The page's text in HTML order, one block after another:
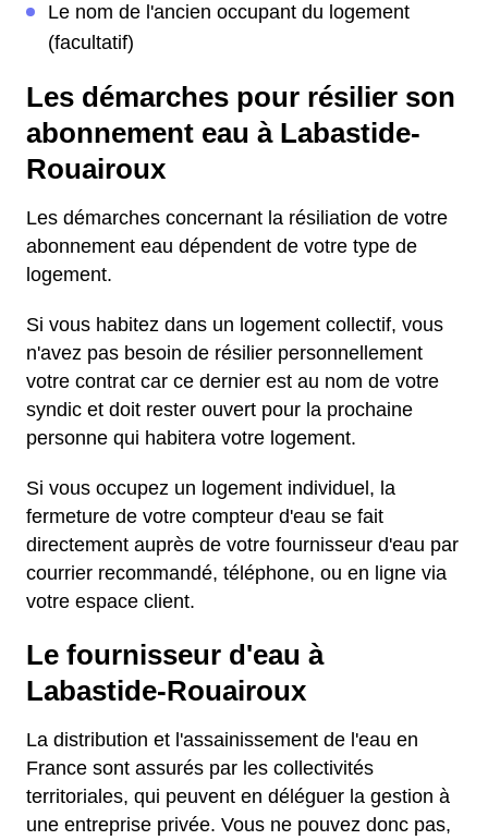
Le nom de l'ancien occupant du logement
(facultatif)
Les démarches pour résilier son
abonnement eau à Labastide-
Rouairoux
Les démarches concernant la résiliation de votre
abonnement eau dépendent de votre type de
logement.
Si vous habitez dans un logement collectif, vous
n'avez pas besoin de résilier personnellement
votre contrat car ce dernier est au nom de votre
syndic et doit rester ouvert pour la prochaine
personne qui habitera votre logement.
Si vous occupez un logement individuel, la
fermeture de votre compteur d'eau se fait
directement auprès de votre fournisseur d'eau par
courrier recommandé, téléphone, ou en ligne via
votre espace client.
Le fournisseur d'eau à
Labastide-Rouairoux
La distribution et l'assainissement de l'eau en
France sont assurés par les collectivités
territoriales, qui peuvent en déléguer la gestion à
une entreprise privée. Vous ne pouvez donc pas,